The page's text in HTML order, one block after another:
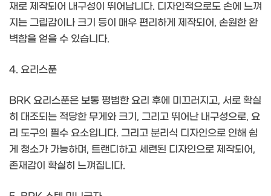
재로 제작되어 내구성이 뛰어납니다. 디자인적으로도 손에 느껴
지는 그립감이나 크기 등이 매우 편리하게 제작되어, 손원한 완
벽함을 얻을 수 있습니다.
4. 요리스푼
BRK 요리스푼은 보통 평범한 요리 후에 미끄러지고, 서로 확실
히 대조되는 적당한 무게와 크기, 그리고 뛰어난 내구성으로, 요
리 도구의 필수 요소입니다. 그리고 분리식 디자인으로 인해 쉽
게 청소가 가능하며, 트랜디하고 세련된 디자인으로 제작되어,
존재감이 확실히 느껴집니다.